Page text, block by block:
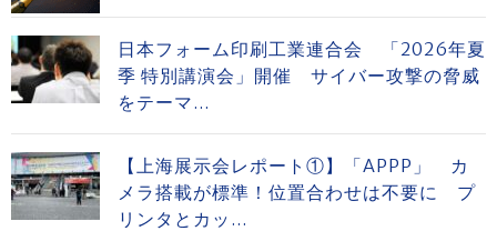
日本フォーム印刷工業連合会 「2026年夏
季 特別講演会」開催 サイバー攻撃の脅威
をテーマ...
【上海展示会レポート①】「APPP」 カ
メラ搭載が標準！位置合わせは不要に プ
リンタとカッ...